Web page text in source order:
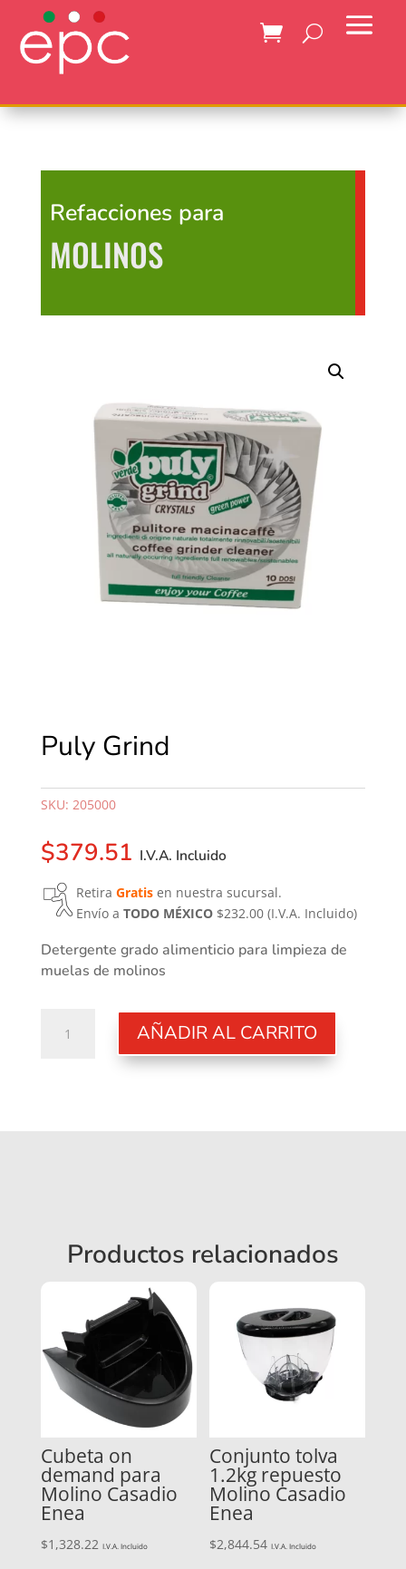
Refacciones para
MOLINOS
Puly Grind
SKU: 205000
$379.51 I.V.A. Incluido
Retira Gratisen nuestra sucursal.
Envío a TODO MÉXICO$232.00 (I.V.A. Incluido)
Detergente grado alimenticio para limpieza de
muelas de molinos
Grind
AÑADIR AL CARRITO
Productos relacionados
Cubeta on
demand para
Molino Casadio
Enea
$1,328.22 I.V.A. Incluido
Conjunto tolva
1.2kg repuesto
Molino Casadio
Enea
$2,844.54 I.V.A. Incluido